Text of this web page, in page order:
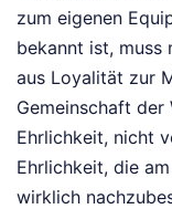
zum eigenen
bekannt ist, muss
aus Loyalität zur
Gemeinschaft
Ehrlichkeit, nicht
Ehrlichkeit, die
wirklich